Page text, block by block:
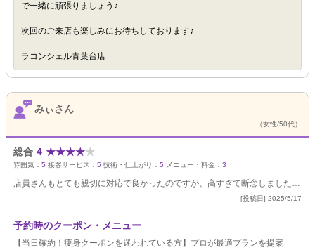
で一緒に頑張りましょう♪
次回のご来店も楽しみにお待ちしております♪
ラコンシェル青葉台店
みぃさん
（女性/50代）
総合 4 ★★★★★
雰囲気： 5 接客サービス： 5 技術・仕上がり： 5 メニュー・料金： 3
店員さんもとても親切に対応で良かったのですが、高すぎて断念しました…
[投稿日] 2025/5/17
予約時のクーポン・メニュー
【当日確約！痩身クーポンを迷われている方】プロが最適プランを提案